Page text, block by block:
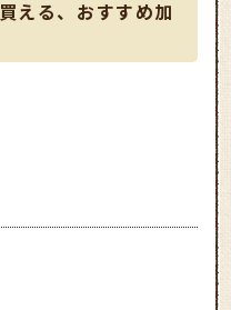
える、おすすめ加